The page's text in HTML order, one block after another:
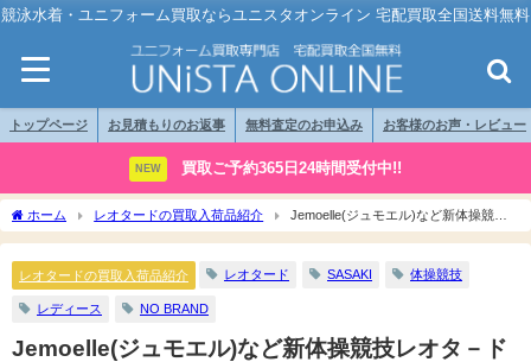
競泳水着・ユニフォーム買取ならユニスタオンライン 宅配買取全国送料無料
トップページ お見積もりのお返事 無料査定のお申込み お客様のお声・レビュー
NEW 買取ご予約365日24時間受付中!!
ホーム レオタードの買取入荷品紹介
Jemoelle(ジュモエル)など新体操競技
レオタ－ド買取入荷しました
レオタードの買取入荷品紹介 レオタード SASAKI 体操競技
レディース NO BRAND
Jemoelle(ジュモエル)など新体操競技レオタ－ド